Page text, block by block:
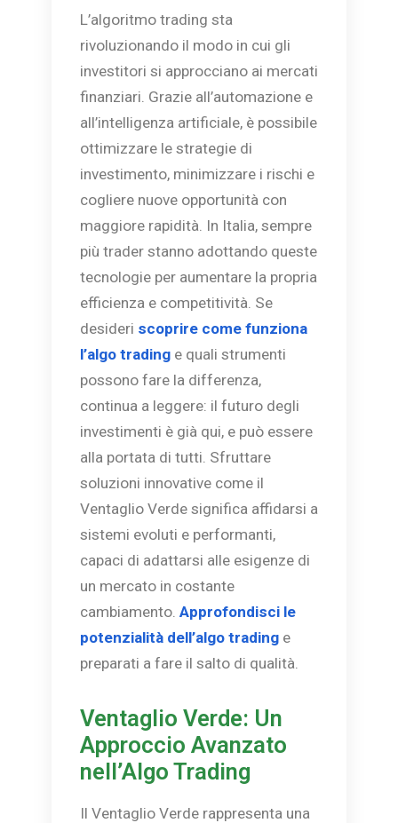
L’algoritmo trading sta
rivoluzionando il modo in cui gli
investitori si approcciano ai mercati
finanziari. Grazie all’automazione e
all’intelligenza artificiale, è possibile
ottimizzare le strategie di
investimento, minimizzare i rischi e
cogliere nuove opportunità con
maggiore rapidità. In Italia, sempre
più trader stanno adottando queste
tecnologie per aumentare la propria
efficienza e competitività. Se
desideri scoprire come funziona
l’algo trading e quali strumenti
possono fare la differenza,
continua a leggere: il futuro degli
investimenti è già qui, e può essere
alla portata di tutti. Sfruttare
soluzioni innovative come il
Ventaglio Verde significa affidarsi a
sistemi evoluti e performanti,
capaci di adattarsi alle esigenze di
un mercato in costante
cambiamento. Approfondisci le
potenzialità dell’algo trading e
preparati a fare il salto di qualità.
Ventaglio Verde: Un
Approccio Avanzato
nell’Algo Trading
Il Ventaglio Verde rappresenta una